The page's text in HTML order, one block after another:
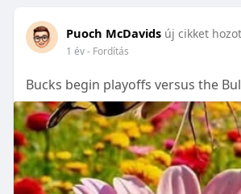
Puoch McDavids új cikket
1 év- Fordítás
Bucks begin playoffs versus the